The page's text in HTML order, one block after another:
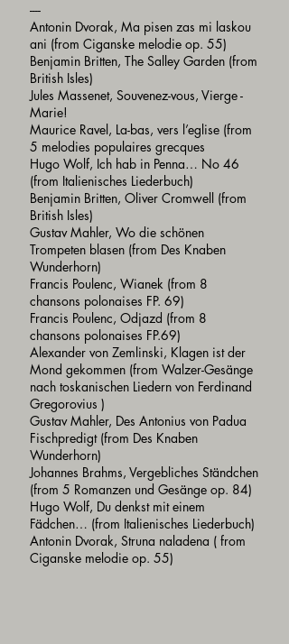
----
Antonin Dvorak, Ma pisen zas mi laskou
ani (from Ciganske melodie op. 55)
Benjamin Britten, The Salley Garden (from
British Isles)
Jules Massenet, Souvenez-vous, Vierge -
Marie!
Maurice Ravel, La-bas, vers l’eglise (from
5 melodies populaires grecques
Hugo Wolf, Ich hab in Penna… No 46
(from Italienisches Liederbuch)
Benjamin Britten, Oliver Cromwell (from
British Isles)
Gustav Mahler, Wo die schönen
Trompeten blasen (from Des Knaben
Wunderhorn)
Francis Poulenc, Wianek (from 8
chansons polonaises FP. 69)
Francis Poulenc, Odjazd (from 8
chansons polonaises FP.69)
Alexander von Zemlinski, Klagen ist der
Mond gekommen (from Walzer-Gesänge
nach toskanischen Liedern von Ferdinand
Gregorovius )
Gustav Mahler, Des Antonius von Padua
Fischpredigt (from Des Knaben
Wunderhorn)
Johannes Brahms, Vergebliches Ständchen
(from 5 Romanzen und Gesänge op. 84)
Hugo Wolf, Du denkst mit einem
Fädchen… (from Italienisches Liederbuch)
Antonin Dvorak, Struna naladena ( from
Ciganske melodie op. 55)